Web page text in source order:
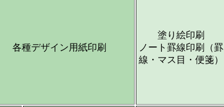
各種デザイン用紙印刷
塗り絵印刷
ノート罫線印刷（罫
線・マス目・便箋）